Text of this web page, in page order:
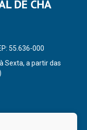
DE CHÃ
55.636-000
Sexta, a partir das